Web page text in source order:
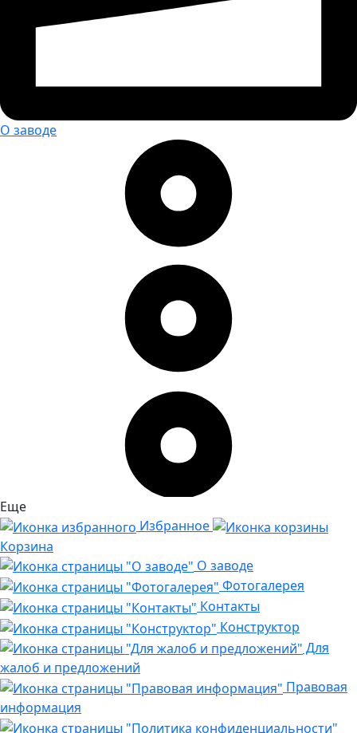
О заводе
Еще
Избранное
Корзина
О заводе
Фотогалерея
Контакты
Конструктор
Для
жалоб и предложений
Правовая
информация